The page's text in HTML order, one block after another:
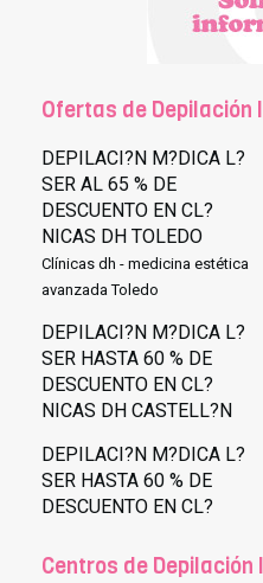
Ofertas de Depilación
DEPILACI?N M?DICA L?
SER AL 65 % DE
DESCUENTO EN CL?
NICAS DH TOLEDO
Clínicas dh - medicina estética
avanzada Toledo
DEPILACI?N M?DICA L?
SER HASTA 60 % DE
DESCUENTO EN CL?
NICAS DH CASTELL?N
DEPILACI?N M?DICA L?
SER HASTA 60 % DE
DESCUENTO EN CL?
Centros de